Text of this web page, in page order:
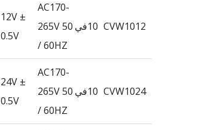
CVW1012 10في
AC170-
265V 50
/ 60HZ
12V ±
0.5V
CVW1024 10في
AC170-
265V 50
/ 60HZ
24V ±
0.5V